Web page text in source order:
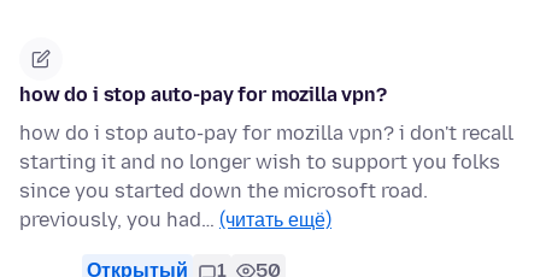
how do i stop auto-pay for mozilla vpn?
how do i stop auto-pay for mozilla vpn? i don't recall
starting it and no longer wish to support you folks
since you started down the microsoft road.
previously, you had… (читать ещё)
Открытый 1 50